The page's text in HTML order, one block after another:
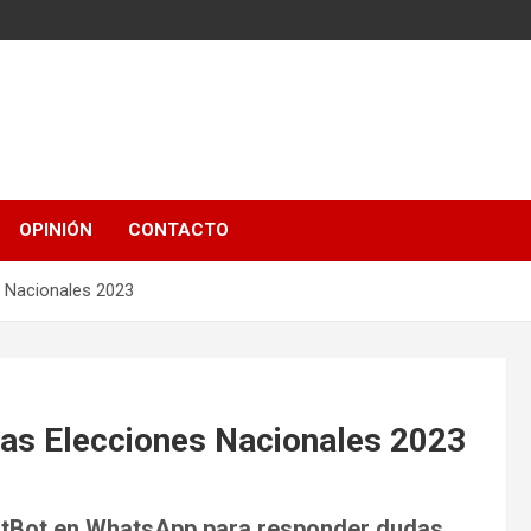
OPINIÓN CONTACTO
2023
Elecciones Nacionales 2023